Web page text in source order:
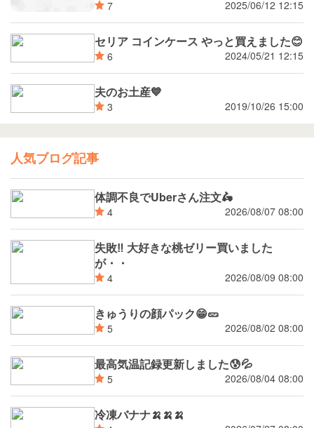
7 2025/06/12 12:15
セリア コインケース やっと買えました😊
6 2024/05/21 12:15
夫のお土産💙
3 2019/10/26 15:00
人気ブログ記事
体調不良でUberさん注文🛵
4 2026/08/07 08:00
失敗‼️ 大好きな桃ゼリー買いました
が・・
4 2026/08/09 08:00
きゅうりの顔パック😁🥒
5 2026/08/02 08:00
最高気温記録更新しました😰💦
5 2026/08/04 08:00
冷凍バナナ🍌🍌🍌